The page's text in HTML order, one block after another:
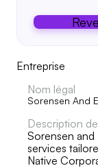
Entreprise
Nom légal
Sorensen And
Description
Sorensen and
services
Native